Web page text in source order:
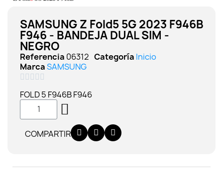
SAMSUNG Z Fold5 5G 2023 F946B
F946 - BANDEJA DUAL SIM -
NEGRO
Referencia 06312 Categoría Inicio
MarcaSAMSUNG
    
FOLD 5 F946B F946
COMPARTIR